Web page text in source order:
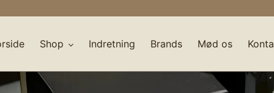
Shop Indretning Brands Mød os